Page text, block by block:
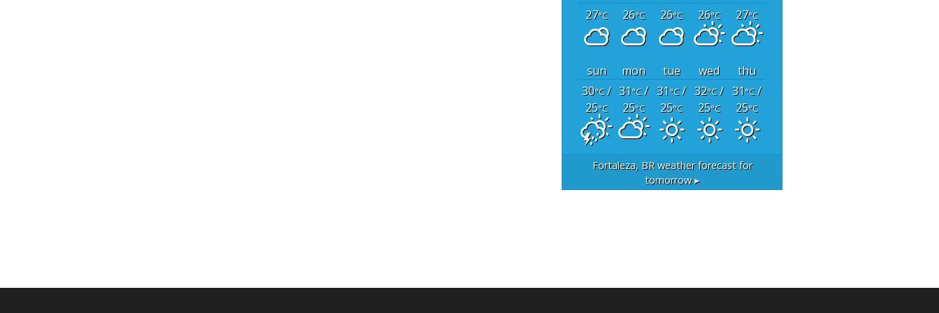
27°C 26°C 26°C 26°C 27°C
sun mon tue wed
thu
30°C/
25°C
31°C/
25°C
31°C/
25°C
32°C/
25°C
31°C/
25°C
Fortaleza, BRweather forecast for
tomorrow ▸